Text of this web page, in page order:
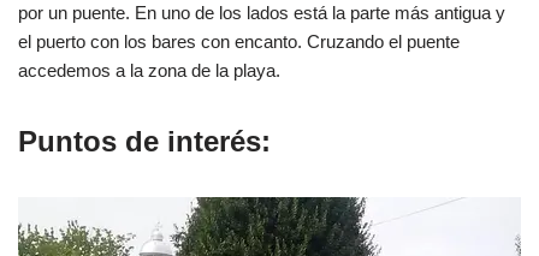
por un puente. En uno de los lados está la parte más antigua y
el puerto con los bares con encanto. Cruzando el puente
accedemos a la zona de la playa.
Puntos de interés: